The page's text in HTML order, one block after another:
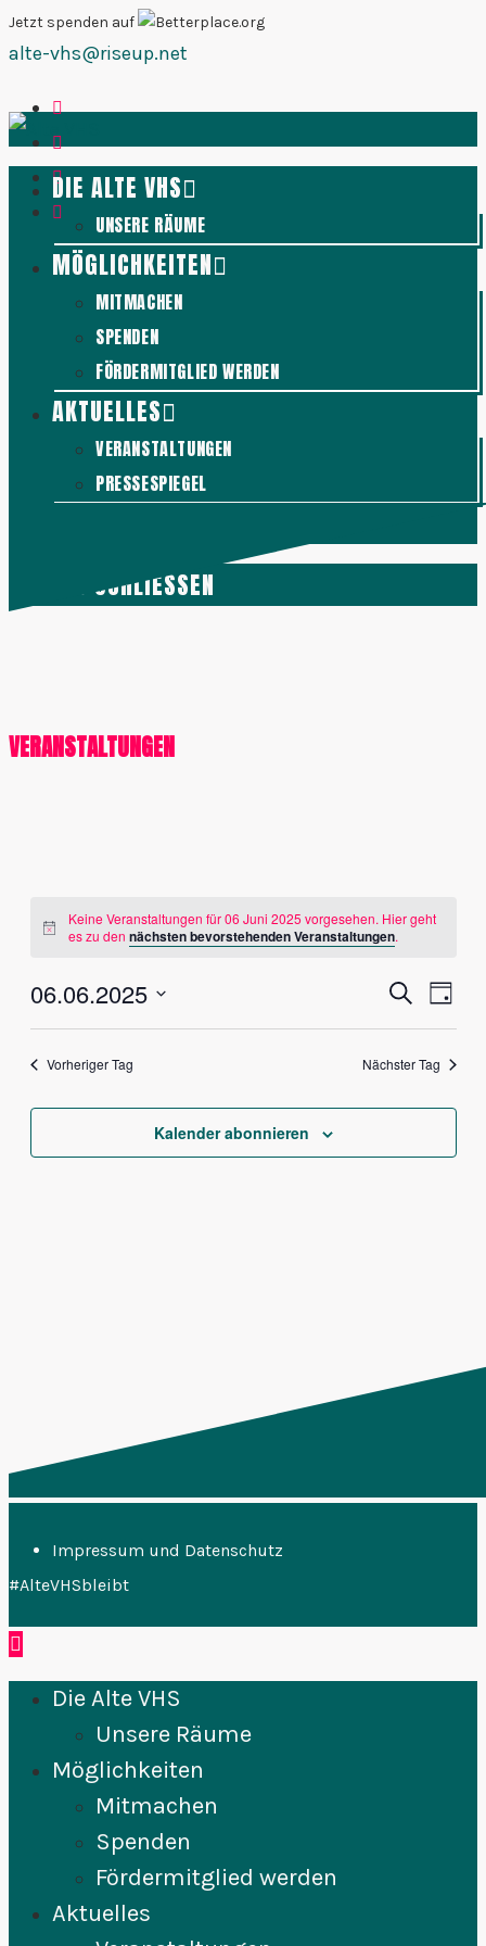
Zum
Inhalt
Jetzt spenden auf
alte-vhs@riseup.net
DIE ALTE VHS
UNSERE RÄUME
MÖGLICHKEITEN
MITMACHEN
SPENDEN
FÖRDERMITGLIED WERDEN
AKTUELLES
VERANSTALTUNGEN
PRESSESPIEGEL
MENÜ SCHLIESSEN
VERANSTALTUNGEN
Keine Veranstaltungen für 06 Juni 2025 vorgesehen. Hier geht
es zu dennächsten bevorstehenden Veranstaltungen.
Suche
und
Ansichten,
Navigation
Suche
Tag
06.06.2025
Datum
wählen.
Vorheriger Tag Nächster Tag
Kalender abonnieren
Impressum und Datenschutz
#AlteVHSbleibt
Die Alte VHS
Unsere Räume
Möglichkeiten
Mitmachen
Spenden
Fördermitglied werden
Aktuelles